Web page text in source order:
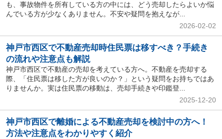
も、事故物件を所有している方の中には、どう売却したらよいか悩
んでいる方が少なくありません。不安や疑問を抱えなが...
2026-02-02
神戸市西区で不動産売却時住民票は移すべき？手続き
の流れや注意点も解説
神戸市西区で不動産の売却を考えている方へ。不動産を売却する
際、「住民票は移した方が良いのか？」という疑問をお持ちではあ
りませんか。実は住民票の移動は、売却手続きや印鑑登...
2025-12-20
神戸市西区で離婚による不動産売却を検討中の方へ！
方法や注意点をわかりやすく紹介